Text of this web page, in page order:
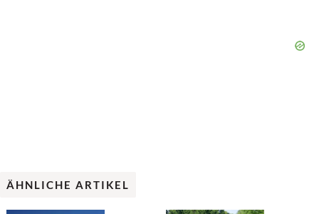
ÄHNLICHE ARTIKEL